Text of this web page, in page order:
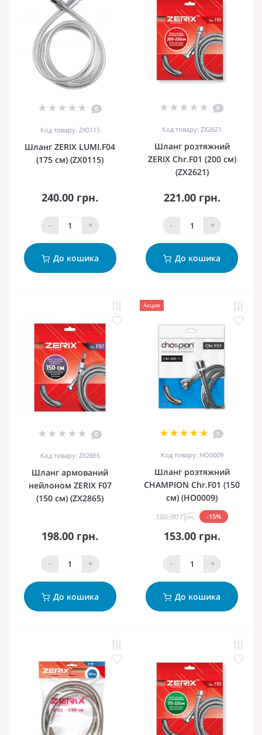
0
Код товару: ZX0115
Шланг ZERIX LUMI.F04
(175 см) (ZX0115)
240.00 грн.
- +
До кошика
0
Код товару: ZX2621
Шланг розтяжний
ZERIX Chr.F01 (200 см)
(ZX2621)
221.00 грн.
- +
До кошика
0
Код товару: ZX2865
Шланг армований
нейлоном ZERIX F07
(150 см) (ZX2865)
198.00 грн.
- +
До кошика
Акция
1
Код товару: HO0009
Шланг розтяжний
CHAMPION Chr.F01 (150
см) (HO0009)
180.00 грн. -15%
153.00 грн.
- +
До кошика